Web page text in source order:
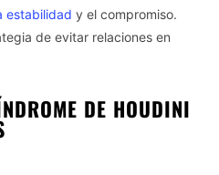
estabilidad y el compromiso.
de evitar relaciones en
DE HOUDINI